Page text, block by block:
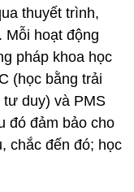
thuyết trình,
Mỗi hoạt động
pháp khoa học
(học bằng trải
duy) và PMS
đó đảm bảo cho
chắc đến đó; học